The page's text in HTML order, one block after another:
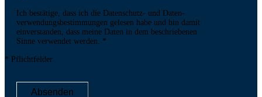
Ich bestätige, dass ich die Datenschutz- und Daten­
verwen­dungs­bestim­mungen gelesen habe und bin damit
ein­ver­standen, dass meine Daten in dem be­schriebenen
Sinne ver­wendet werden.
* Pflichtfelder
Absenden